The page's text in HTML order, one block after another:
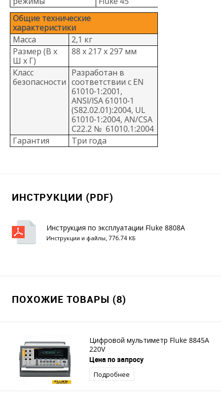
Общие технические
характеристики
Масса
2,1 кг
Размер (В x
Ш x Г)
88 х 217 х 297 мм
Класс
безопасности
Разработан в
соответствии с EN
61010-1:2001,
ANSI/ISA 61010-1
(S82.02.01):2004, UL
61010-1:2004, AN/CSA
C22.2 № 61010.1:2004
Гарантия
Три года
ИНСТРУКЦИИ (PDF)
Инструкция по эксплуатации Fluke 8808A
Инструкции и файлы, 776.74 КБ
ПОХОЖИЕ ТОВАРЫ (8)
Цифровой мультиметр Fluke 8845A
220V
Цена по запросу
Подробнее